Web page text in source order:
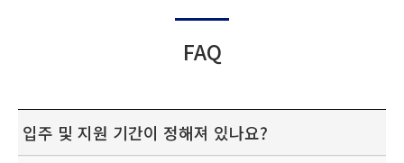
FAQ
입주 및 지원 기간이 정해져 있나요?